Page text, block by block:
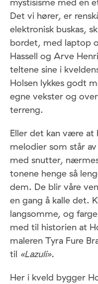
mystisisme med en
Det vi hører, er
elektronisk buskas,
bordet, med laptop
Hassell og Arve
teltene sine i
Holsen lykkes godt
egne vekster og
terreng.
Eller det kan være at
melodier som står
med snutter,
tonene henge så
dem. De blir våre
en gang å kalle det.
langsomme, og
med til historien at
maleren Tyra Fure
til «Lazuli».
Her i kveld bygger